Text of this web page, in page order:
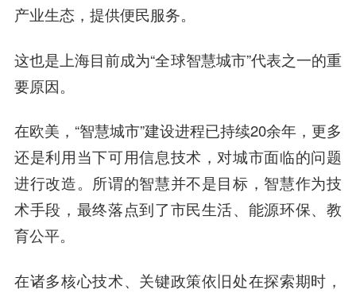
产业生态，提供便民服务。
这也是上海目前成为“全球智慧城市”代表之一的重
要原因。
在欧美，“智慧城市”建设进程已持续20余年，更多
还是利用当下可用信息技术，对城市面临的问题
进行改造。所谓的智慧并不是目标，智慧作为技
术手段，最终落点到了市民生活、能源环保、教
育公平。
在诸多核心技术、关键政策依旧处在探索期时，